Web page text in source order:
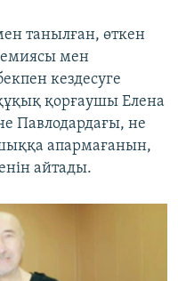
танылған, өткен
мен
кездесуге
қорғаушы Елена
Павлодардағы, не
апармағанын,
айтады.